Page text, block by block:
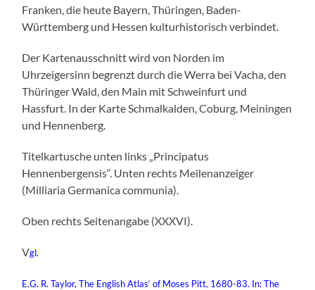
Franken, die heute Bayern, Thüringen, Baden-
Württemberg und Hessen kulturhistorisch verbindet.
Der Kartenausschnitt wird von Norden im
Uhrzeigersinn begrenzt durch die Werra bei Vacha, den
Thüringer Wald, den Main mit Schweinfurt und
Hassfurt. In der Karte Schmalkalden, Coburg, Meiningen
und Hennenberg.
Titelkartusche unten links „Principatus
Hennenbergensis“. Unten rechts Meilenanzeiger
(Milliaria Germanica communia).
Oben rechts Seitenangabe (XXXVI).
Vgl.
E.G. R. Taylor, The English Atlas‘ of Moses Pitt, 1680-83. In: The